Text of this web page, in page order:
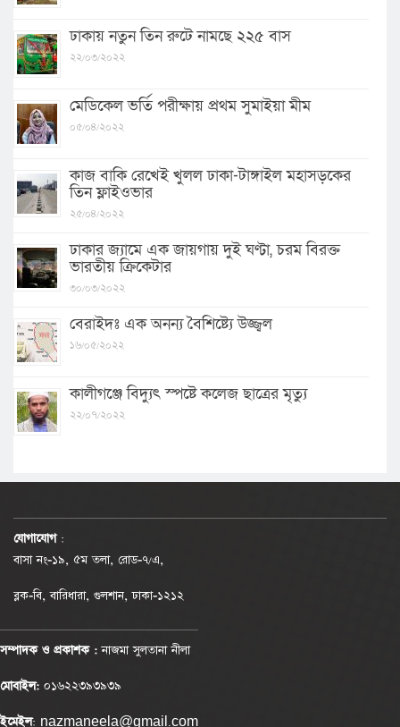
ঢাকায় নতুন তিন রুটে নামছে ২২৫ বাস
২২/০৩/২০২২
মেডিকেল ভর্তি পরীক্ষায় প্রথম সুমাইয়া মীম
০৫/০৪/২০২২
কাজ বাকি রেখেই খুলল ঢাকা-টাঙ্গাইল মহাসড়কের
তিন ফ্লাইওভার
২৫/০৪/২০২২
ঢাকার জ্যামে এক জায়গায় দুই ঘণ্টা, চরম বিরক্ত
ভারতীয় ক্রিকেটার
৩০/০৩/২০২২
বেরাইদঃ এক অনন্য বৈশিষ্ট্যে উজ্জ্বল
১৬/০৫/২০২২
কালীগঞ্জে বিদ্যুৎ স্পষ্টে কলেজ ছাত্রের মৃত্যু
২২/০৭/২০২২
যোগাযোগ :
বাসা নং-১৯, ৫ম তলা, রোড-৭/এ,
ব্লক-বি, বারিধারা, গুলশান, ঢাকা-১২১২
সম্পাদক ও প্রকাশক :নাজমা সুলতানা নীলা
মোবাইল: ০১৬২২৩৯৩৯৩৯
ইমেইল: nazmaneela@gmail.com